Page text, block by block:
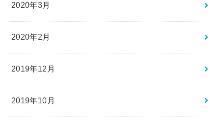
2020年3月
2020年2月
2019年12月
2019年10月